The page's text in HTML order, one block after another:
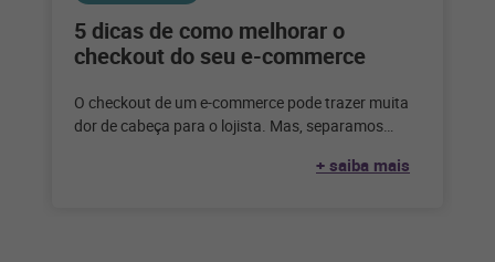
5 dicas de como melhorar o
checkout do seu e-commerce
O checkout de um e-commerce pode trazer muita
dor de cabeça para o lojista. Mas, separamos
+ saiba mais